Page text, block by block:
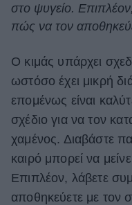
Deco
Cooking
Αφιερώματα
ΒΟΞ
Χωρίς Ταμπέλες
στο ψυγείο.
πώς να τον
Ο κιμάς υπάρχει
ωστόσο έχει μικρή
επομένως είναι
σχέδιο για να τον
χαμένος. Διαβάστε
καιρό μπορεί να
Επιπλέον, λάβετε
αποθηκεύετε με τον